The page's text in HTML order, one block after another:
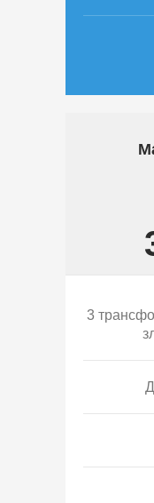
3